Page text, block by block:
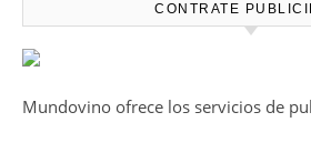
CONTRATE
Mundovino ofrece los servicios de